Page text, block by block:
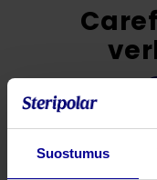
Suostumus